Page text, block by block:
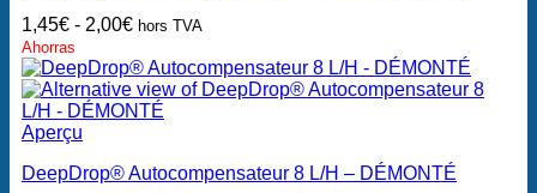
1,45€ - 2,00€ hors TVA
Ahorras
Aperçu
DeepDrop® Autocompensateur 8 L/H – DÉMONTÉ